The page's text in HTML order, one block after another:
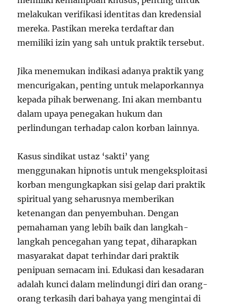
melakukan verifikasi identitas dan kredensial
mereka. Pastikan mereka terdaftar dan
memiliki izin yang sah untuk praktik tersebut.
Jika menemukan indikasi adanya praktik yang
mencurigakan, penting untuk melaporkannya
kepada pihak berwenang. Ini akan membantu
dalam upaya penegakan hukum dan
perlindungan terhadap calon korban lainnya.
Kasus sindikat ustaz ‘sakti’ yang
menggunakan hipnotis untuk mengeksploitasi
korban mengungkapkan sisi gelap dari praktik
spiritual yang seharusnya memberikan
ketenangan dan penyembuhan. Dengan
pemahaman yang lebih baik dan langkah-
langkah pencegahan yang tepat, diharapkan
masyarakat dapat terhindar dari praktik
penipuan semacam ini. Edukasi dan kesadaran
adalah kunci dalam melindungi diri dan orang-
orang terkasih dari bahaya yang mengintai di